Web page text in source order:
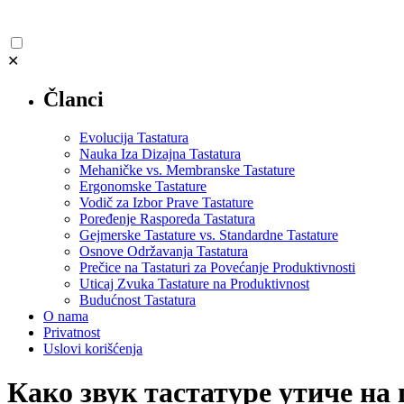
✕
Članci
Evolucija Tastatura
Nauka Iza Dizajna Tastatura
Mehaničke vs. Membranske Tastature
Ergonomske Tastature
Vodič za Izbor Prave Tastature
Poređenje Rasporeda Tastatura
Gejmerske Tastature vs. Standardne Tastature
Osnove Održavanja Tastatura
Prečice na Tastaturi za Povećanje Produktivnosti
Uticaj Zvuka Tastature na Produktivnost
Budućnost Tastatura
O nama
Privatnost
Uslovi korišćenja
Како звук тастатуре утиче на